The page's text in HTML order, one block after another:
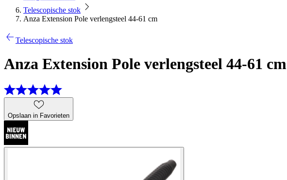
Telescopische stok
Anza Extension Pole verlengsteel 44-61 cm
Telescopische stok
Anza Extension Pole verlengsteel 44-61 cm
Opslaan in Favorieten